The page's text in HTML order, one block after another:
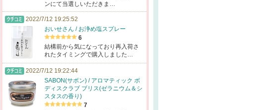
ンにて当選しいただきま…
2022/7/12 19:25:52
おいせさん / お浄め塩スプレー
6
結構前から気になっており再入荷さ
れたタイミングで購入しました…
2022/7/12 19:22:44
SABON(サボン) / アロマティック ボ
ディスクラブ ブリス(ゼラニウム＆シ
スタスの香り)
7